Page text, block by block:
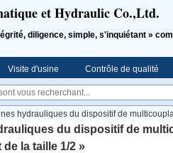
et Hydraulic Co.,Ltd.
diligence, simple, s'inquiétant »
Visite d'usine Contrôle de qualité
hydrauliques du dispositif de
du dispositif de
la taille 1/2 »